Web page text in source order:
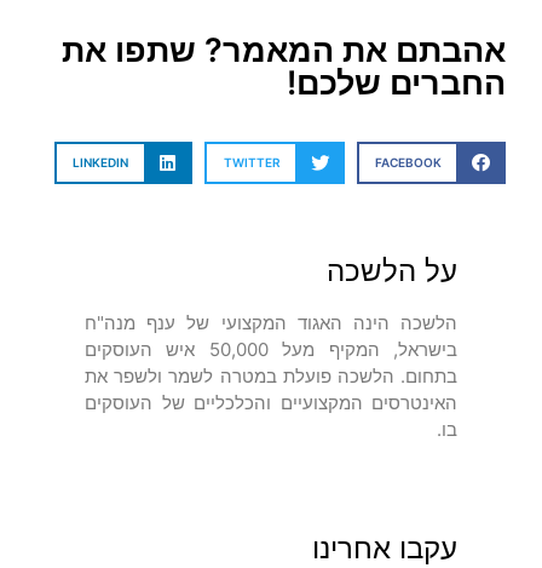
אהבתם את המאמר? שתפו את
החברים שלכם!
FACEBOOK
TWITTER
LINKEDIN
על הלשכה
הלשכה הינה האגוד המקצועי של ענף מנה"ח
בישראל, המקיף מעל 50,000 איש העוסקים
בתחום. הלשכה פועלת במטרה לשמר ולשפר את
האינטרסים המקצועיים והכלכליים של העוסקים
בו.
עקבו אחרינו